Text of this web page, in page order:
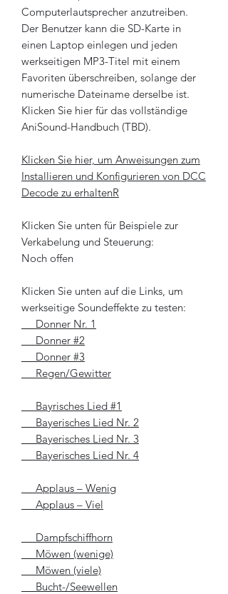
Computerlautsprecher anzutreiben.
Der Benutzer kann die SD-Karte in
einen Laptop einlegen und jeden
werkseitigen MP3-Titel mit einem
Favoriten überschreiben, solange der
numerische Dateiname derselbe ist.
Klicken Sie hier für das vollständige
AniSound-Handbuch (TBD).
Klicken Sie hier, um Anweisungen zum
Installieren und Konfigurieren von DCC
Decode zu erhaltenR
Klicken Sie unten für Beispiele zur
Verkabelung und Steuerung:
Noch offen
Klicken Sie unten auf die Links, um
werkseitige Soundeffekte zu testen:
Donner Nr. 1
Donner #2
Donner #3
Regen/Gewitter
Bayrisches Lied #1
Bayerisches Lied Nr. 2
Bayerisches Lied Nr. 3
Bayerisches Lied Nr. 4
Applaus – Wenig
Applaus – Viel
Dampfschiffhorn
Möwen (wenige)
Möwen (viele)
Bucht-/Seewellen